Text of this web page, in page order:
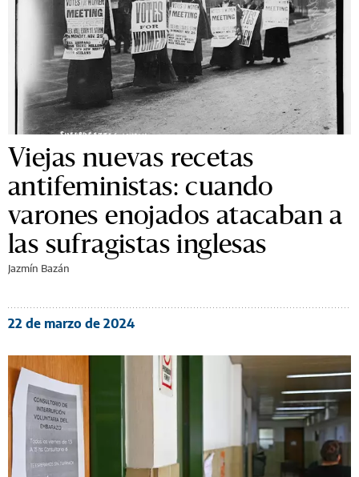
Viejas nuevas recetas
antifeministas: cuando
varones enojados atacaban a
las sufragistas inglesas
Jazmín Bazán
22 de marzo de 2024